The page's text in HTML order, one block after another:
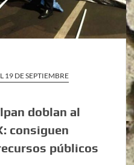
19 DE SEPTIEMBRE
doblan al
consiguen
públicos